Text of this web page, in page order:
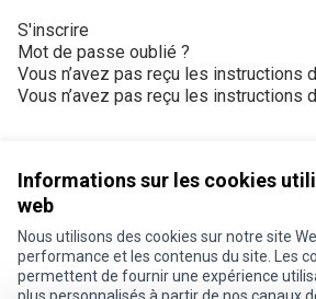
Informations sur les cookies
web
Nous utilisons des cookies sur notre site
performance et les contenus du site. Les
permettent de fournir une expérience
S'inscrire
Mot de passe oublié ?
Vous n’avez pas reçu les instructions
Vous n’avez pas reçu les instructions
Conditions d'utilisation
Paramètres des cookies
Je participe ! sur X
Je participe ! sur Facebook
Je participe ! sur Instagram